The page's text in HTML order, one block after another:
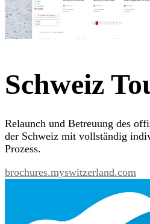
Schweiz
Relaunch und Betreuung des
der Schweiz mit vollständig
Prozess.
brochures.myswitzerland.com